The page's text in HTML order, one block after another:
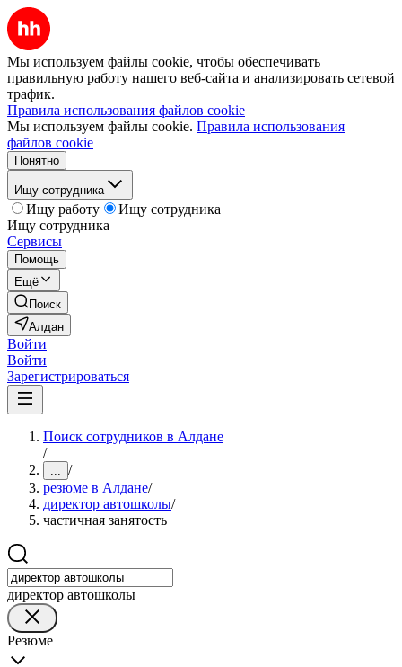
Мы используем файлы cookie, чтобы обеспечивать
правильную работу нашего веб-сайта и анализировать сетевой
трафик.
Правила использования файлов cookie
Мы используем файлы cookie. Правила использования
файлов cookie
Понятно
Ищу сотрудника
Ищу работу
Ищу сотрудника
Ищу сотрудника
Сервисы
Помощь
Ещё
Поиск
Алдан
Войти
Войти
Зарегистрироваться
Поиск сотрудников в Алдане
/
... /
резюме в Алдане/
директор автошколы/
частичная занятость
директор автошколы
Резюме